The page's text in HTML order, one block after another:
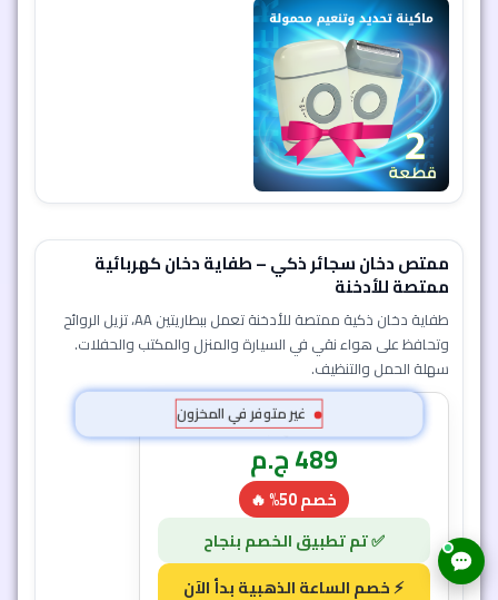
ممتص دخان سجائر ذكي – طفاية دخان كهربائية
ممتصة للأدخنة
وتحافظ على هواء نقي في السيارة والمنزل والمكتب والحفلات.
سهلة الحمل والتنظيف.
979 ج.م
489ج.م
خصم 50% 🔥
57 دقيقة و 9 ثانية
1
7
غير متوفر في المخزون